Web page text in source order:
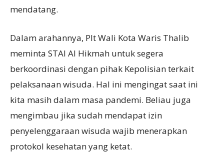
mendatang.
Dalam arahannya, Plt Wali Kota Waris Thalib
meminta STAI Al Hikmah untuk segera
berkoordinasi dengan pihak Kepolisian terkait
pelaksanaan wisuda. Hal ini mengingat saat ini
kita masih dalam masa pandemi. Beliau juga
mengimbau jika sudah mendapat izin
penyelenggaraan wisuda wajib menerapkan
protokol kesehatan yang ketat.